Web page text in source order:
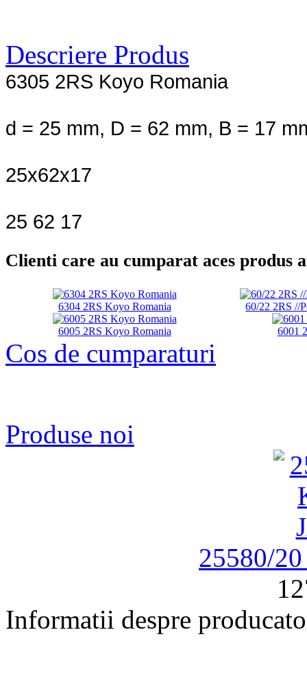
Descriere Produs
6305 2RS Koyo Romania
d = 25 mm, D = 62 mm, B = 17
25x62x17
25 62 17
Clienti care au cumparat aces produs
6304 2RS Koyo Romania 60/22 2RS //
6005 2RS Koyo Romania 6001
Cos de cumparaturi
Produse noi
25580/
Informatii despre